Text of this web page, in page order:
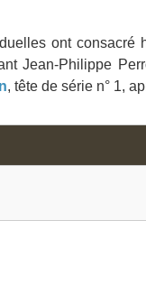
ont
Jean-Philippe
, tête de série n° 1,